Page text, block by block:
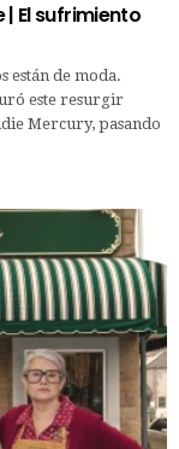
| El sufrimiento
están de moda.
este resurgir
Mercury, pasando